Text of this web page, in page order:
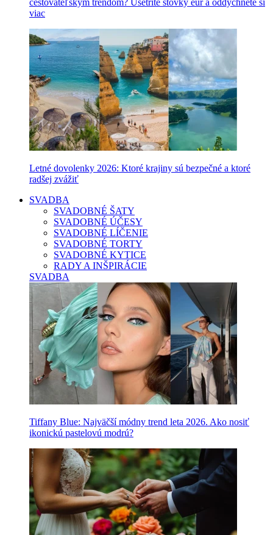
cestovateľským trendom? Ušetríte stovky eur a oddýchnete si
viac
Letné dovolenky 2026: Ktoré krajiny sú bezpečné a ktoré
radšej zvážiť
SVADBA
SVADOBNÉ ŠATY
SVADOBNÉ ÚČESY
SVADOBNÉ LÍČENIE
SVADOBNÉ TORTY
SVADOBNÉ KYTICE
RADY A INŠPIRÁCIE
SVADBA
Tiffany Blue: Najväčší módny trend leta 2026. Ako nosiť
ikonickú pastelovú modrú?